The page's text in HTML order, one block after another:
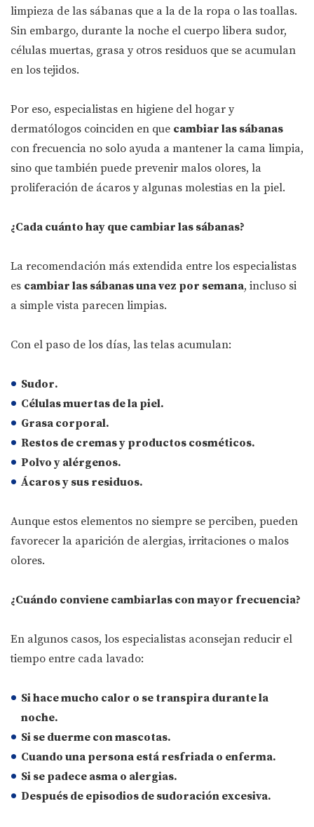
limpieza de las sábanas que a la de la ropa o las toallas.
Sin embargo, durante la noche el cuerpo libera sudor,
células muertas, grasa y otros residuos que se acumulan
en los tejidos.
Por eso, especialistas en higiene del hogar y
dermatólogos coinciden en que cambiar las sábanas
con frecuencia no solo ayuda a mantener la cama limpia,
sino que también puede prevenir malos olores, la
proliferación de ácaros y algunas molestias en la piel.
¿Cada cuánto hay que cambiar las sábanas?
La recomendación más extendida entre los especialistas
es cambiar las sábanas una vez por semana, incluso si
a simple vista parecen limpias.
Con el paso de los días, las telas acumulan:
Sudor.
Células muertas de la piel.
Grasa corporal.
Restos de cremasy productos cosméticos.
Polvo y alérgenos.
Ácarosy sus residuos.
Aunque estos elementos no siempre se perciben, pueden
favorecer la aparición de alergias, irritaciones o malos
olores.
¿Cuándo conviene cambiarlas con mayor frecuencia?
En algunos casos, los especialistas aconsejan reducir el
tiempo entre cada lavado:
Si hacemucho calor o se transpira durante la
noche.
Si se duerme con mascotas.
Cuando una persona está resfriada o enferma.
Si se padece asma o alergias.
Después de episodios de sudoración excesiva.